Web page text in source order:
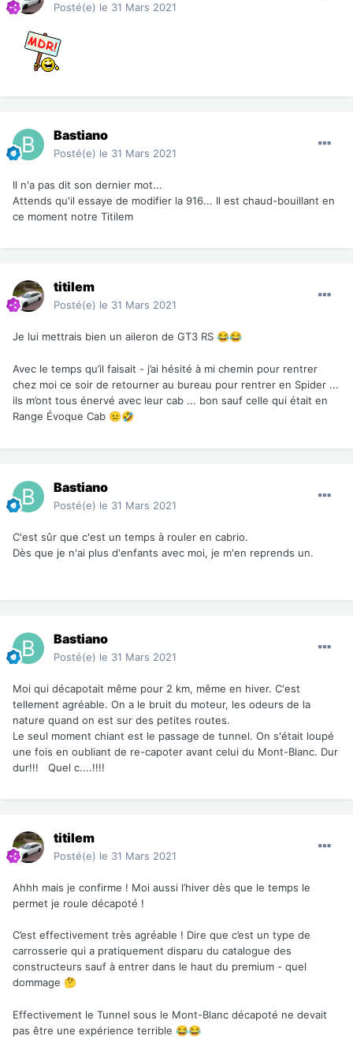
Posté(e) le 31 Mars 2021
Bastiano
Posté(e) le 31 Mars 2021
Il n'a pas dit son dernier mot...
Attends qu'il essaye de modifier la 916... Il est chaud-bouillant en
ce moment notre Titilem
titilem
Posté(e) le 31 Mars 2021
Je lui mettrais bien un aileron de GT3 RS 😂😂
Avec le temps qu’il faisait - j’ai hésité à mi chemin pour rentrer
chez moi ce soir de retourner au bureau pour rentrer en Spider ...
ils m’ont tous énervé avec leur cab ... bon sauf celle qui était en
Range Évoque Cab 😐🤣
Bastiano
Posté(e) le 31 Mars 2021
C'est sûr que c'est un temps à rouler en cabrio.
Dès que je n'ai plus d'enfants avec moi, je m'en reprends un.
Bastiano
Posté(e) le 31 Mars 2021
Moi qui décapotait même pour 2 km, même en hiver. C'est
tellement agréable. On a le bruit du moteur, les odeurs de la
nature quand on est sur des petites routes.
Le seul moment chiant est le passage de tunnel. On s'était loupé
une fois en oubliant de re-capoter avant celui du Mont-Blanc. Dur
dur!!! Quel c....!!!!
titilem
Posté(e) le 31 Mars 2021
Ahhh mais je confirme ! Moi aussi l’hiver dès que le temps le
permet je roule décapoté !
C’est effectivement très agréable ! Dire que c’est un type de
carrosserie qui a pratiquement disparu du catalogue des
constructeurs sauf à entrer dans le haut du premium - quel
dommage 🤔
Effectivement le Tunnel sous le Mont-Blanc décapoté ne devait
pas être une expérience terrible 😂😂